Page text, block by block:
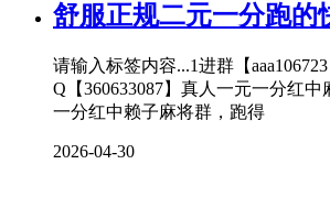
舒服正规二元一分跑的
请输入标签内容...1进群【aaa106723
Q【360633087】真人一元一分红
一分红中赖子麻将群，跑得
2026-04-30